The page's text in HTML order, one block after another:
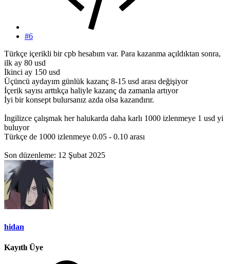
#6
Türkçe içerikli bir cpb hesabım var. Para kazanma açıldıktan sonra,
ilk ay 80 usd
İkinci ay 150 usd
Üçüncü aydayım günlük kazanç 8-15 usd arası değişiyor
İçerik sayısı arttıkça haliyle kazanç da zamanla artıyor
İyi bir konsept bulursanız azda olsa kazandırır.
İngilizce çalışmak her halukarda daha karlı 1000 izlenmeye 1 usd yi
buluyor
Türkçe de 1000 izlenmeye 0.05 - 0.10 arası
Son düzenleme: 12 Şubat 2025
hidan
Kayıtlı Üye